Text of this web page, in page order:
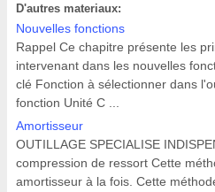
D'autres materiaux:
Nouvelles fonctions
Rappel Ce chapitre présente les
intervenant dans les nouvelles
clé Fonction à sélectionner dans
fonction Unité C ...
Amortisseur
OUTILLAGE SPECIALISE
compression de ressort Cette
amortisseur à la fois. Cette